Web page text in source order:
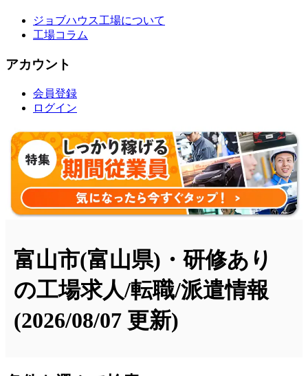
ジョブハウス工場について
工場コラム
アカウント
会員登録
ログイン
富山市(富山県)・研修あり
の工場求人/転職/派遣情報
(2026/08/07 更新)